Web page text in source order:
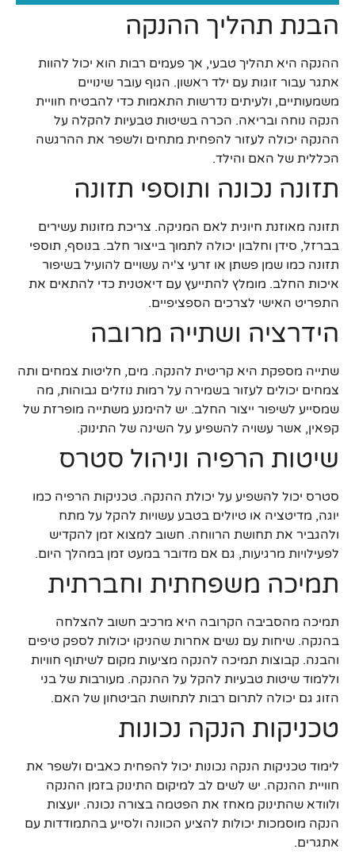
הבנת תהליך ההנקה
ההנקה היא תהליך טבעי, אך פעמים רבות הוא יכול להוות
אתגר עבור זוגות עם ילד ראשון. הגוף עובר שינויים
משמעותיים, ולעיתים נדרשות התאמות כדי להבטיח חוויית
הנקה נוחה ובריאה. הכרה בשיטות טבעיות להקלה על
ההנקה יכולה לעזור להפחית מתחים ולשפר את ההרגשה
הכללית של האם והילד.
תזונה נכונה ותוספי תזונה
תזונה מאוזנת חיונית לאם המניקה. צריכת מזונות עשירים
בברזל, סידן וחלבון יכולה לתמוך בייצור חלב. בנוסף, תוספי
תזונה כמו שמן פשתן או זרעי צ'יה עשויים להועיל בשיפור
איכות החלב. מומלץ להתייעץ עם דיאטנית כדי להתאים את
התפריט האישי לצרכים הספציפיים.
הידרציה ושתייה מרובה
שתייה מספקת היא קריטית להנקה. מים, חליטות צמחים ותה
צמחים יכולים לעזור בשמירה על רמות נוזלים גבוהות, מה
שמסייע לשיפור ייצור החלב. יש להימנע משתייה מופרזת של
קפאין, אשר עשויה להשפיע על השינה של התינוק.
שיטות הרפיה וניהול סטרס
סטרס יכול להשפיע על יכולת ההנקה. טכניקות הרפיה כמו
יוגה, מדיטציה או טיולים בטבע עשויות להקל על מתח
ולהגביר את תחושת הרווחה. חשוב למצוא זמן להקדיש
לפעילויות מרגיעות, גם אם מדובר במעט זמן במהלך היום.
תמיכה משפחתית וחברתית
תמיכה מהסביבה הקרובה היא מרכיב חשוב להצלחה
בהנקה. שיחות עם נשים אחרות שהניקו יכולות לספק טיפים
והבנה. קבוצות תמיכה להנקה מציעות מקום לשיתוף חוויות
וללמוד שיטות טבעיות להקל על ההנקה. מעורבות של בני
הזוג גם יכולה לתרום רבות לתחושת הביטחון של האם.
טכניקות הנקה נכונות
לימוד טכניקות הנקה נכונות יכול להפחית כאבים ולשפר את
חוויית ההנקה. יש לשים לב למיקום התינוק בזמן ההנקה
ולוודא שהתינוק מאחז את הפטמה בצורה נכונה. יועצות
הנקה מוסמכות יכולות להציע הכוונה ולסייע בהתמודדות עם
אתגרים.